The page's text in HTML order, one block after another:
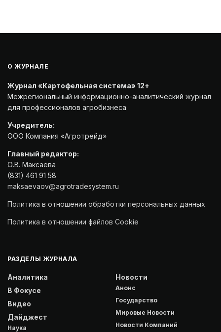
О ЖУРНАЛЕ
Журнал «Картофельная система» 12+
Межрегиональный информационно-аналитический журнал
для профессионалов агробизнеса
Учредитель:
ООО Компания «Агротрейд»
Главный редактор:
О.В. Максаева
(831) 461 91 58
maksaevaov@agrotradesystem.ru
Политика в отношении обработки персональных данных
Политика в отношении файлов Cookie
РАЗДЕЛЫ ЖУРНАЛА
Аналитика
В Фокусе
Видео
Дайджест
Наука
Новости
Анонс
Государство
Мировые Новости
Новости Компаний